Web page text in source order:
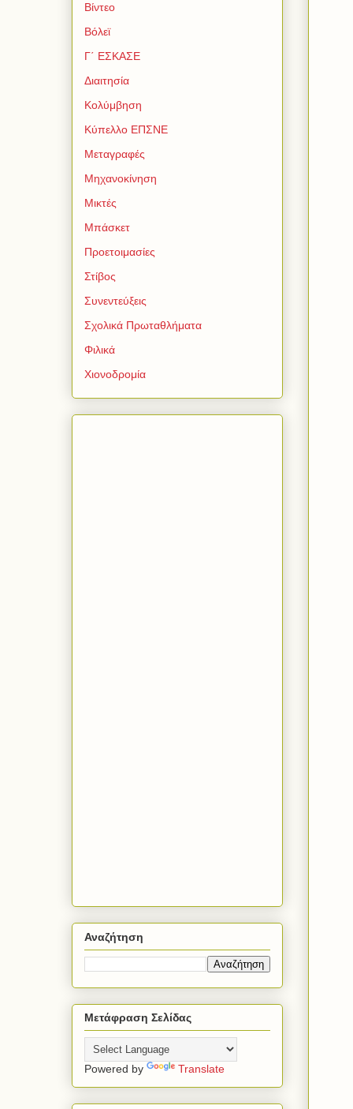
Βίντεο
Βόλεϊ
Γ΄ ΕΣΚΑΣΕ
Διαιτησία
Κολύμβηση
Κύπελλο ΕΠΣΝΕ
Μεταγραφές
Μηχανοκίνηση
Μικτές
Μπάσκετ
Προετοιμασίες
Στίβος
Συνεντεύξεις
Σχολικά Πρωταθλήματα
Φιλικά
Χιονοδρομία
Αναζήτηση
Μετάφραση Σελίδας
Powered by Translate